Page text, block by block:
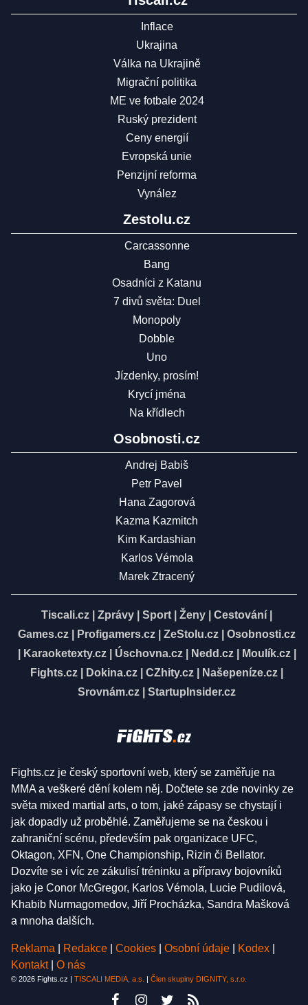
Inflace
Ukrajina
Válka na Ukrajině
Migrační politika
ME ve fotbale 2024
Ruský prezident
Ceny energií
Evropská unie
Penzijní reforma
Vynález
Zestolu.cz
Carcassonne
Bang
Osadníci z Katanu
7 divů světa: Duel
Monopoly
Dobble
Uno
Jízdenky, prosím!
Krycí jména
Na křídlech
Osobnosti.cz
Andrej Babiš
Petr Pavel
Hana Zagorová
Kazma Kazmitch
Kim Kardashian
Karlos Vémola
Marek Ztracený
Tiscali.cz Zprávy Sport Ženy Cestování
Games.cz
Profigamers.cz ZeStolu.cz
Osobnosti.cz
Karaoketexty.cz| Úschovna.cz| Nedd.cz| Moulík.cz|
Fights.cz
Dokina.cz CZhity.cz Našepeníze.cz
Srovnám.cz
StartupInsider.cz
Fights.cz je český sportovní web, který se zaměřuje na
MMA a veškeré dění kolem něj. Dočtete se zde novinky ze
světa mixed martial arts, o tom, jaké zápasy se chystají i
jak dopadly už proběhlé. Zaměřujeme se na českou i
zahraniční scénu, především pak organizace UFC,
Oktagon, XFN, One Championship, Rizin či Bellator.
Dozvíte se i víc ze zákulisí tréninku a přípravy bojovníků
jako je Conor McGregor, Karlos Vémola, Lucie Pudilová,
Khabib Nurmagomedov, Jiří Procházka, Sandra Mašková
a mnoha dalších.
Reklama Redakce Cookies Osobní údaje Kodex
Kontakt
O nás
© 2026 Fights.cz | TISCALI MEDIA, a.s. | Člen skupiny DIGNITY, s.r.o.